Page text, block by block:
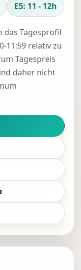
E5: 11 - 12h
das Tagesprofil
11:59 relativ zu
Tagespreis
daher nicht